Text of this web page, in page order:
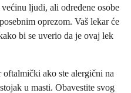
ljudi, ali određene osobe
oprezom. Vaš lekar će
bi se uverio da je ovaj lek
ako ste alergični na
u masti. Obavestite svog